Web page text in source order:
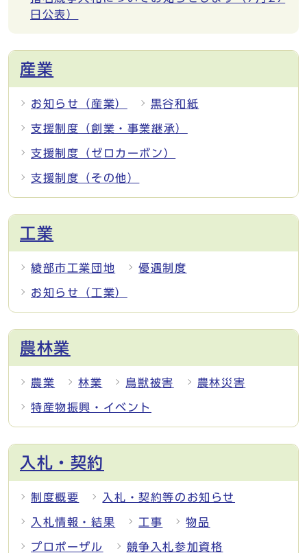
日公表）
産業
お知らせ（産業） 黒谷和紙
支援制度（創業・事業継承）
支援制度（ゼロカーボン）
支援制度（その他）
工業
綾部市工業団地 優遇制度
お知らせ（工業）
農林業
農業 林業 鳥獣被害 農林災害
特産物振興・イベント
入札・契約
制度概要 入札・契約等のお知らせ
入札情報・結果 工事 物品
プロポーザル 競争入札参加資格